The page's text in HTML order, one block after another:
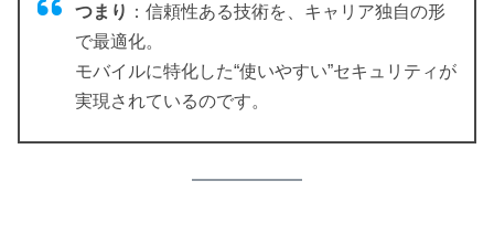
つまり ：信頼性ある技術を、キャリア独自の形
で最適化。
モバイルに特化した“使いやすい”セキュリティが
実現されているのです。